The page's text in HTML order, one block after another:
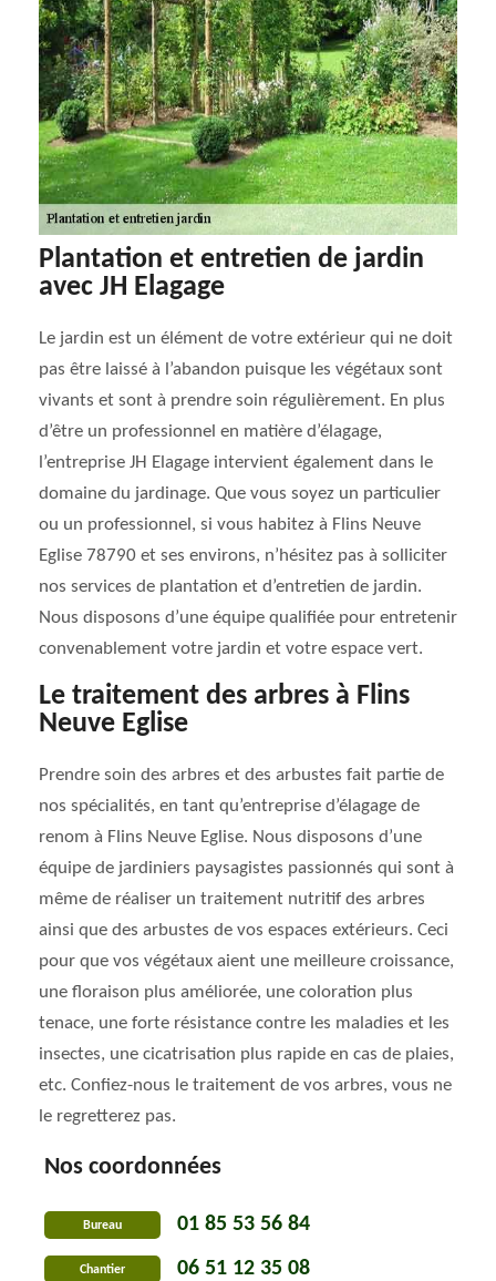
Plantation et entretien de jardin
avec JH Elagage
Le jardin est un élément de votre extérieur qui ne doit
pas être laissé à l’abandon puisque les végétaux sont
vivants et sont à prendre soin régulièrement. En plus
d’être un professionnel en matière d’élagage,
l’entreprise JH Elagage intervient également dans le
domaine du jardinage. Que vous soyez un particulier
ou un professionnel, si vous habitez à Flins Neuve
Eglise 78790 et ses environs, n’hésitez pas à solliciter
nos services de plantation et d’entretien de jardin.
Nous disposons d’une équipe qualifiée pour entretenir
convenablement votre jardin et votre espace vert.
Le traitement des arbres à Flins
Neuve Eglise
Prendre soin des arbres et des arbustes fait partie de
nos spécialités, en tant qu’entreprise d’élagage de
renom à Flins Neuve Eglise. Nous disposons d’une
équipe de jardiniers paysagistes passionnés qui sont à
même de réaliser un traitement nutritif des arbres
ainsi que des arbustes de vos espaces extérieurs. Ceci
pour que vos végétaux aient une meilleure croissance,
une floraison plus améliorée, une coloration plus
tenace, une forte résistance contre les maladies et les
insectes, une cicatrisation plus rapide en cas de plaies,
etc. Confiez-nous le traitement de vos arbres, vous ne
le regretterez pas.
Nos coordonnées
Bureau 01 85 53 56 84
Chantier 06 51 12 35 08